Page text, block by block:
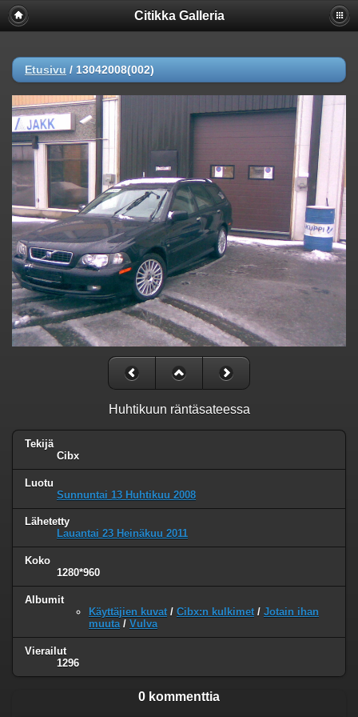
Citikka Galleria
Etusivu / 13042008(002)
Huhtikuun räntäsateessa
Tekijä
Cibx
Luotu
Sunnuntai 13 Huhtikuu 2008
Lähetetty
Lauantai 23 Heinäkuu 2011
Koko
1280*960
Albumit
Käyttäjien kuvat / Cibx:n kulkimet / Jotain ihan
muuta/ Vulva
Vierailut
1296
0 kommenttia